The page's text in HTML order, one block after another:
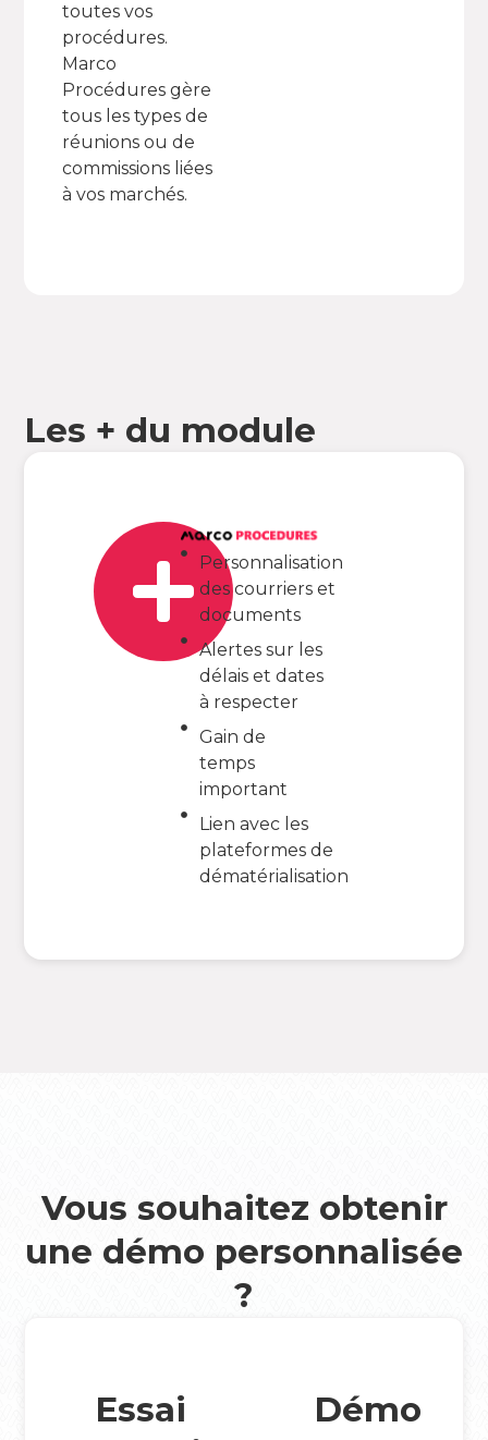
toutes vos
procédures.
Marco
Procédures gère
tous les types de
réunions ou de
commissions liées
à vos marchés.
Les + du module
Personnalisation
des courriers et
documents
Alertes sur les
délais et dates
à respecter
Gain de
temps
important
Lien avec les
plateformes de
dématérialisation
Vous souhaitez obtenir
une démo personnalisée
?
Essai
Démo